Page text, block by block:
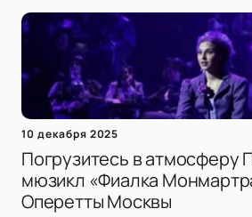
10 декабря 2025
Погрузитесь в атмосферу
мюзикл «Фиалка
Оперетты Москвы